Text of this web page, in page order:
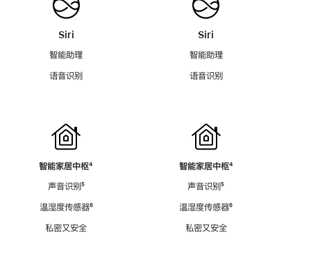
Siri
智能助理
语音识别
智能家居中枢脚
⁴
声音识别脚
⁵
温湿度传感器脚
⁶
私密又安全
Siri
智能助理
语音识别
智能家居中枢脚
⁴
声音识别脚
⁵
温湿度传感器脚
⁶
私密又安全